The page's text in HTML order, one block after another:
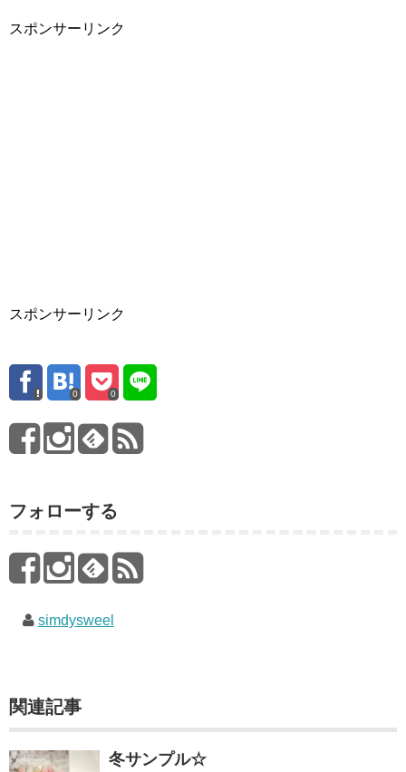
スポンサーリンク
スポンサーリンク
0 0
フォローする
simdysweel
関連記事
冬サンプル☆